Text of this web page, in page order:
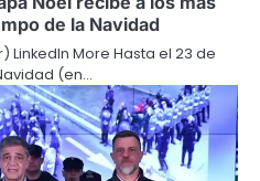
de la Navidad
LinkedIn More Hasta el 23 de
(en…